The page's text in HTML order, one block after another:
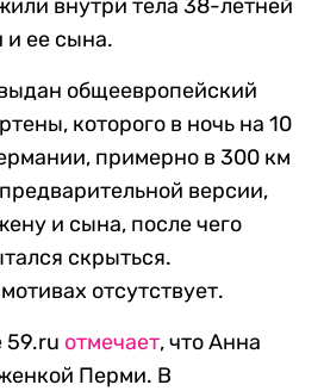
внутри тела 38-летней
и ее сына.
общеевропейский
которого в ночь на 10
примерно в 300 км
версии,
и сына, после чего
скрыться.
отсутствует.
59.ru отмечает, что Анна
Перми. В